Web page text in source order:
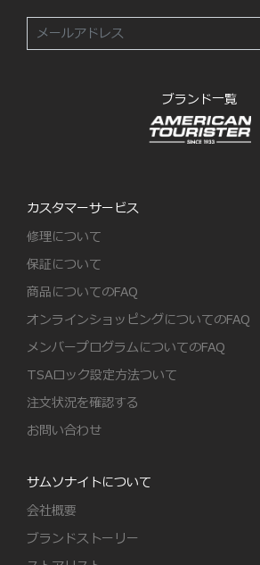
ブランド一覧
カスタマーサービス
修理について
保証について
商品についてのFAQ
オンラインショッピングについてのFAQ
メンバープログラムについてのFAQ
TSAロック設定方法ついて
注文状況を確認する
お問い合わせ
サムソナイトについて
会社概要
ブランドストーリー